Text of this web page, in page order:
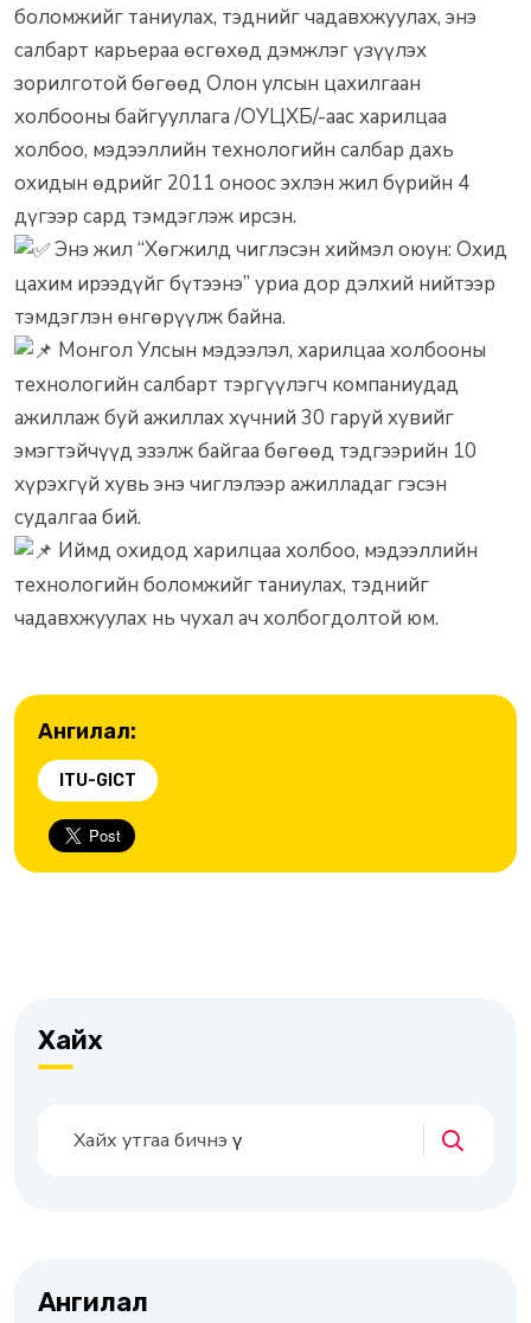
боломжийг таниулах, тэднийг чадавхжуулах, энэ
салбарт карьераа өсгөхөд дэмжлэг үзүүлэх
зорилготой бөгөөд Олон улсын цахилгаан
холбооны байгууллага /ОУЦХБ/-аас харилцаа
холбоо, мэдээллийн технологийн салбар дахь
охидын өдрийг 2011 оноос эхлэн жил бүрийн 4
дүгээр сард тэмдэглэж ирсэн.
Энэ жил “Хөгжилд чиглэсэн хиймэл оюун: Охид
цахим ирээдүйг бүтээнэ” уриа дор дэлхий нийтээр
тэмдэглэн өнгөрүүлж байна.
Монгол Улсын мэдээлэл, харилцаа холбооны
технологийн салбарт тэргүүлэгч компаниудад
ажиллаж буй ажиллах хүчний 30 гаруй хувийг
эмэгтэйчүүд эзэлж байгаа бөгөөд тэдгээрийн 10
хүрэхгүй хувь энэ чиглэлээр ажилладаг гэсэн
судалгаа бий.
Иймд охидод харилцаа холбоо, мэдээллийн
технологийн боломжийг таниулах, тэднийг
чадавхжуулах нь чухал ач холбогдолтой юм.
Ангилал:
ITU-GICT
Хайх
Ангилал